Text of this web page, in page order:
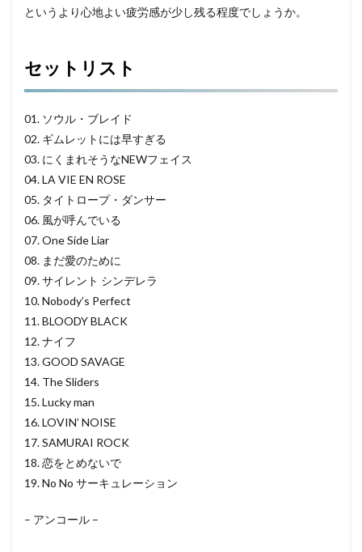
というより心地よい疲労感が少し残る程度でしょうか。
セットリスト
01. ソウル・ブレイド
02. ギムレットには早すぎる
03. にくまれそうなNEWフェイス
04. LA VIE EN ROSE
05. タイトロープ・ダンサー
06. 風が呼んでいる
07. One Side Liar
08. まだ愛のために
09. サイレント シンデレラ
10. Nobody’s Perfect
11. BLOODY BLACK
12. ナイフ
13. GOOD SAVAGE
14. The Sliders
15. Lucky man
16. LOVIN’ NOISE
17. SAMURAI ROCK
18. 恋をとめないで
19. No No サーキュレーション
– アンコール –